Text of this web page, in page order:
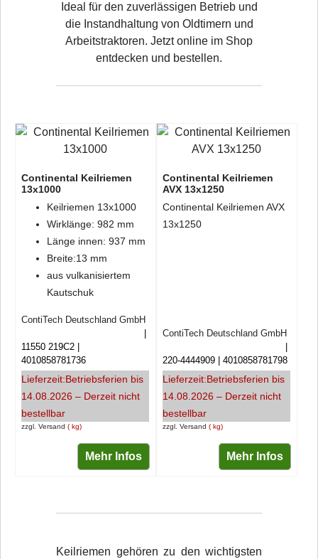
Ideal für den zuverlässigen Betrieb und
die Instandhaltung von Oldtimern und
Arbeitstraktoren. Jetzt online im Shop
entdecken und bestellen.
Continental Keilriemen
13x1000
Keilriemen 13x1000
Wirklänge: 982 mm
Länge innen: 937 mm
Breite:13 mm
aus vulkanisiertem
Kautschuk
zzgl. Versand kg
ContiTech Deutschland GmbH
11550 219C2
4010858781736
Lieferzeit:Betriebsferien bis
14.08.2026 – Derzeit nicht
bestellbar
Mehr Infos
Continental Keilriemen
AVX 13x1250
Continental Keilriemen AVX
13x1250
zzgl. Versand kg
ContiTech Deutschland GmbH
220-4444909 4010858781798
Lieferzeit:Betriebsferien bis
14.08.2026 – Derzeit nicht
bestellbar
Mehr Infos
Keilriemen gehören zu den wichtigsten